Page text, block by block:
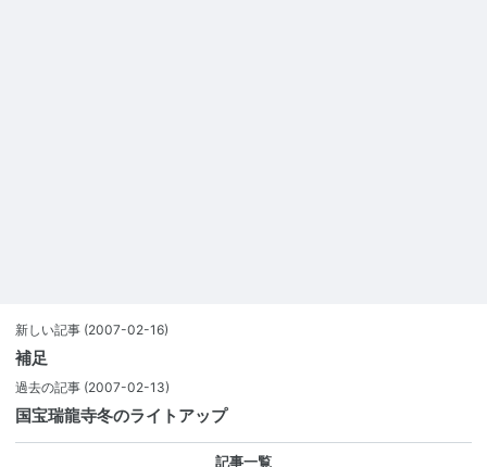
新しい記事 (2007-02-16)
補足
過去の記事 (2007-02-13)
国宝瑞龍寺冬のライトアップ
記事一覧